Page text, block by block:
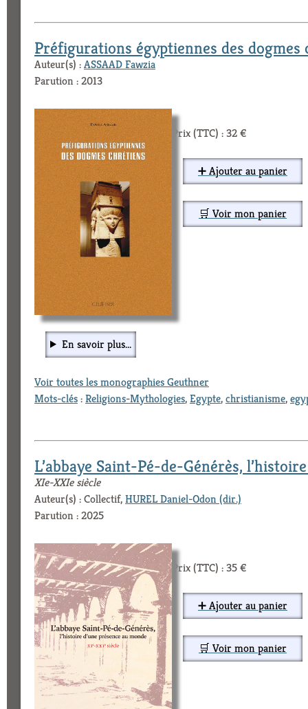
Préfigurations égyptiennes des dogmes
Auteur(s) :ASSAAD Fawzia
Parution : 2013
Prix (TTC) : 32 €
➕ Ajouter au panier
🛒 Voir mon panier
En savoir plus...
Voir toutes les monographies Geuthner
Mots-clés:Religions-Mythologies,Egypte,christianisme,
L’abbaye Saint-Pé-de-Générès,
XIe-XXIe siècle
Auteur(s) : Collectif,HUREL Daniel-Odon (dir.)
Parution : 2025
Prix (TTC) : 35 €
➕ Ajouter au panier
🛒 Voir mon panier